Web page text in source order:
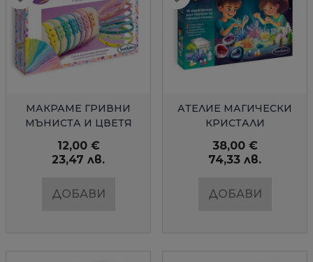
БЪРЗ ПРЕГЛЕД
МАКРАМЕ ГРИВНИ
МЪНИСТА И ЦВЕТЯ
12,00 €
23,47 лв.
ДОБАВИ
БЪРЗ ПРЕГЛЕД
АТЕЛИЕ МАГИЧЕСКИ
КРИСТАЛИ
38,00 €
74,33 лв.
ДОБАВИ